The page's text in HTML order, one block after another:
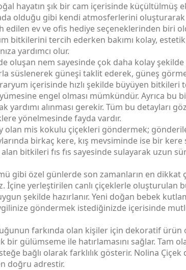
hayatın şık bir cam içerisinde küçültülmüş
olduğu gibi kendi atmosferlerini
edilen ev ve ofis hediye seçeneklerinden biri
bitkilerini tercih ederken bakımı kolay,
yardımcı olur.
nem sayesinde çok daha kolay şekilde
süslenerek güneşi taklit ederek, güneş
içerisinde hızlı şekilde büyüyen
engel olması mümkündür. Ayrıca bu
yardımı alınması gerekir. Tüm bu detayları
yönelmesinde fayda vardır.
olan mis kokulu çiçekleri göndermek;
birkaç kere, kış mevsiminde ise bir kere
bitkileri fıs fıs sayesinde sulayarak uzun
gibi özel günlerde son zamanların en dikkat
yerleştirilen canlı çiçeklerle oluşturulan
şekilde hazırlanır. Yeni doğan bebek
göndermek istediğinizde içerisinde
farkında olan kişiler için dekoratif ürün
bir gülümseme ile hatırlamasını sağlar. Tam
bağlı olarak farklılık gösterir. Nolina
doğru adrestir.